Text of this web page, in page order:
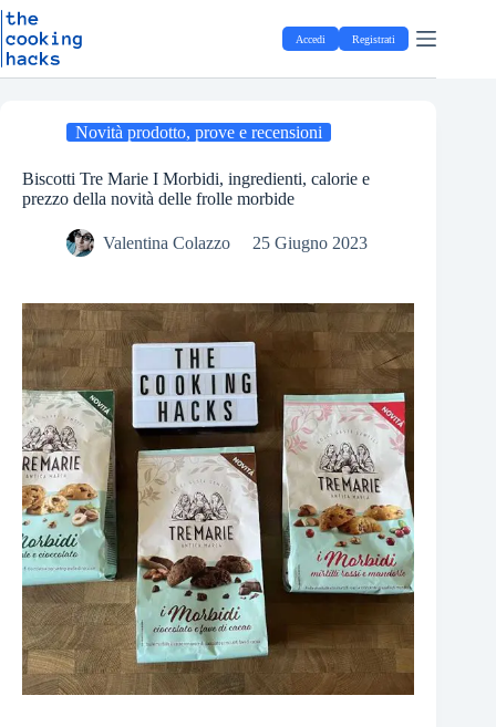
S
t
Salta
al
contenuto
Accedi Registrati
Novità prodotto, prove e recensioni
Biscotti Tre Marie I Morbidi, ingredienti, calorie e
prezzo della novità delle frolle morbide
Valentina Colazzo 25 Giugno 2023